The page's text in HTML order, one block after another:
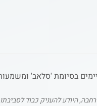
היודע להעניק כבוד לסביבתו